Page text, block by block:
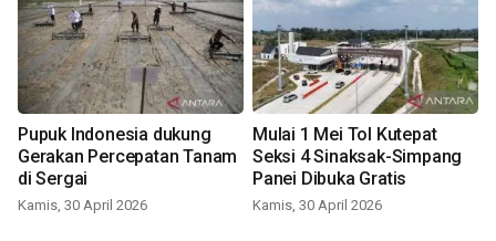
Pupuk Indonesia dukung
Gerakan Percepatan Tanam
di Sergai
Kamis, 30 April 2026
Mulai 1 Mei Tol Kutepat
Seksi 4 Sinaksak-Simpang
Panei Dibuka Gratis
Kamis, 30 April 2026